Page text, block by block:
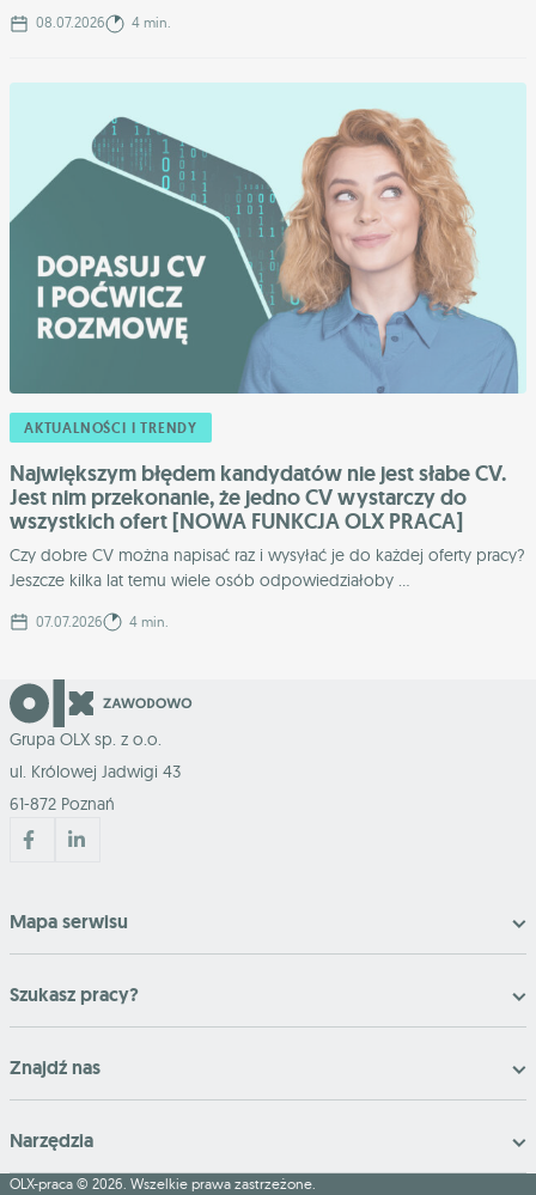
08.07.2026 4 min.
AKTUALNOŚCI I TRENDY
Największym błędem kandydatów nie jest słabe CV.
Jest nim przekonanie, że jedno CV wystarczy do
wszystkich ofert [NOWA FUNKCJA OLX PRACA]
Czy dobre CV można napisać raz i wysyłać je do każdej oferty pracy?
Jeszcze kilka lat temu wiele osób odpowiedziałoby ...
07.07.2026 4 min.
Grupa OLX sp. z o.o.
ul. Królowej Jadwigi 43
61-872 Poznań
Mapa serwisu
Szukasz pracy?
Znajdź nas
Narzędzia
OLX-praca © 2026. Wszelkie prawa zastrzeżone.